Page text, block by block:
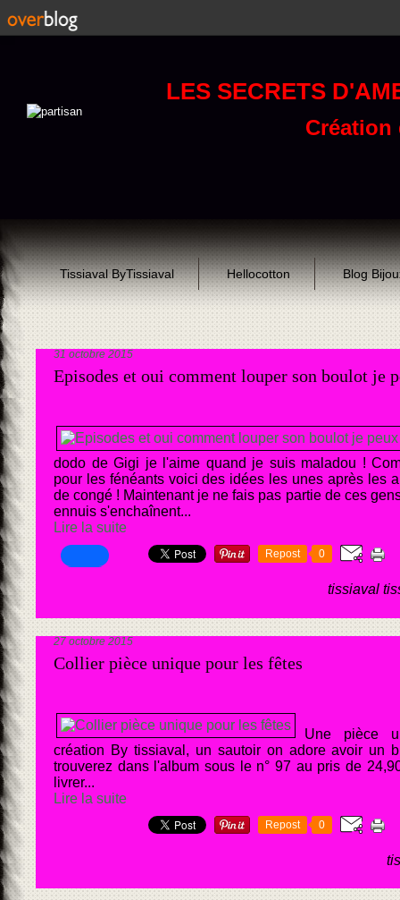
LES SECRETS
Création
Tissiaval ByTissiaval Hellocotton Blog
31 octobre 2015
Episodes et oui comment louper son boulot je
dodo de Gigi je l'aime quand je suis maladou !
pour les fénéants voici des idées les unes après les
de congé ! Maintenant je ne fais pas partie de ces
ennuis s'enchaînent...
Lire la suite
Repost 0
tissiaval
27 octobre 2015
Collier pièce unique pour les fêtes
Une pièce
création By tissiaval, un sautoir on adore avoir un
trouverez dans l'album sous le n° 97 au pris de
livrer...
Lire la suite
Repost 0